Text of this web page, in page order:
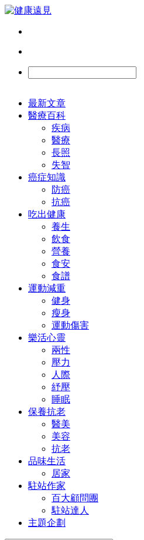
最新文章
醫療百科
疾病
醫療
長照
失智
癌症知識
防癌
抗癌
吃出健康
養生
飲食
營養
食安
食譜
運動減重
健身
瘦身
運動傷害
樂活心靈
兩性
壓力
人際
紓壓
睡眠
保養抗老
醫美
美容
抗老
品味生活
居家
駐站作家
百大顧問團
駐站達人
主題企劃